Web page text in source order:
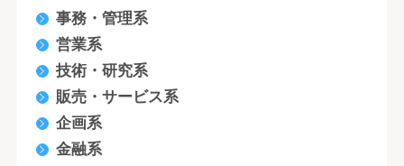
事務・管理系
営業系
技術・研究系
販売・サービス系
企画系
金融系